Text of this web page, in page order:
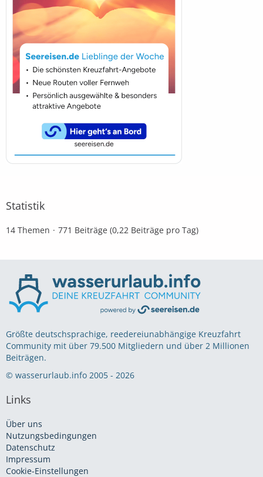
Statistik
14 Themen 771 Beiträge (0,22 Beiträge pro Tag)
Größte deutschsprachige, reedereiunabhängige Kreuzfahrt
Community mit über 79.500 Mitgliedern und über 2 Millionen
Beiträgen.
© wasserurlaub.info 2005 - 2026
Links
Über uns
Nutzungsbedingungen
Datenschutz
Impressum
Cookie-Einstellungen